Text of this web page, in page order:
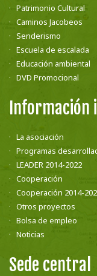
Patrimonio Cultural
Caminos Jacobeos
Senderismo
Escuela de escalada
Educación ambiental
DVD Promocional
Información
La asociación
Programas
LEADER 2014-2022
Cooperación
Cooperación 2014-
Otros proyectos
Bolsa de empleo
Noticias
Sede central